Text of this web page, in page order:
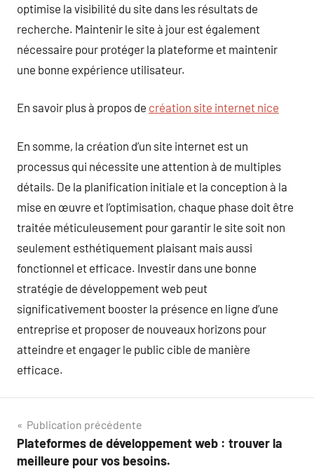
optimise la visibilité du site dans les résultats de
recherche. Maintenir le site à jour est également
nécessaire pour protéger la plateforme et maintenir
une bonne expérience utilisateur.
En savoir plus à propos de création site internet nice
En somme, la création d’un site internet est un
processus qui nécessite une attention à de multiples
détails. De la planification initiale et la conception à la
mise en œuvre et l’optimisation, chaque phase doit être
traitée méticuleusement pour garantir le site soit non
seulement esthétiquement plaisant mais aussi
fonctionnel et efficace. Investir dans une bonne
stratégie de développement web peut
significativement booster la présence en ligne d’une
entreprise et proposer de nouveaux horizons pour
atteindre et engager le public cible de manière
efficace.
Navigation
de
Publication précédente
Plateformes de développement web : trouver la
meilleure pour vos besoins.